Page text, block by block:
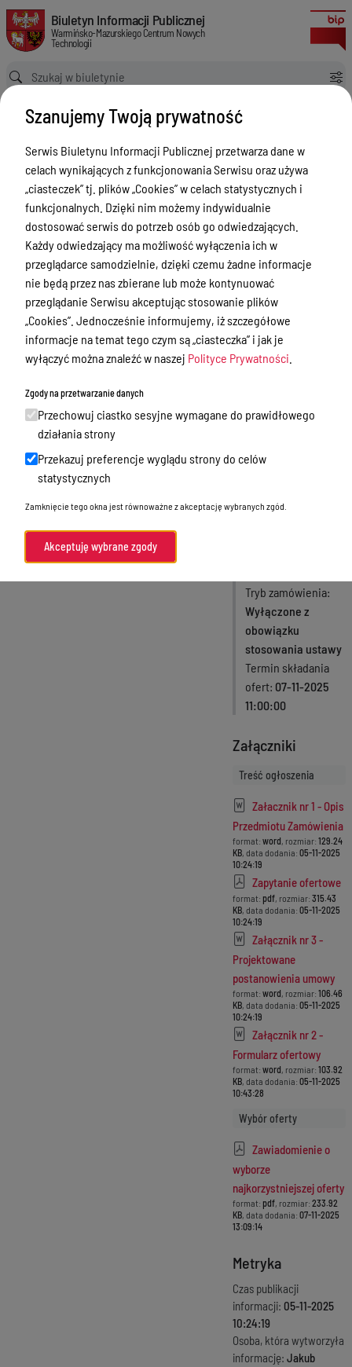
Zapytanie ofertowe na usługę odnowienia wsparcia technicznego oraz
Biuletyn Informacji Publicznej Warmińsko-Mazurskiego Centrum
Biuletyn Informacji Publicznej
Warmińsko-Mazurskiego Centrum Nowych
Technologii
Ścieżka powrotu
Strona główna
Zamówienia publiczne
Zapytanie ofertowe na usługę odnowienia wsparcia technicznego oraz licencji dla FortiWeb VM04 FortiMail VM02
Zamówienia publiczne
Menu Przedmiotowe
Statut
Akty prawne
Regulamin organizacyjny
Finanse i Majątek
Zadania wspólne
Biura
Zamówienia publiczne
Nabór
Skargi i wnioski
Zgłaszanie naruszeń prawa
Menu Podmiotowe
Wersja obowiązująca
z dnia07-11-2025
13:09:14
Drukuj
Zapytanie
ofertowe na
usługę
odnowienia
wsparcia
dla FortiWeb
VM04 FortiMail
Status
Tryb zamówienia
Wyłączone z
obowiązku
stosowania ustawy
Termin składania
ofert 07-11-2025
11:00:00
Załączniki
Treść ogłoszenia
Załacznik nr 1 - Opis
Przedmiotu Zamówienia
format: word, rozmiar: 129.24
KB, data dodania: 05-11-2025
10:24:19
Zapytanie ofertowe
format: pdf, rozmiar: 315.43
KB, data dodania: 05-11-2025
10:24:19
Załącznik nr 3 -
Projektowane
postanowienia umowy
format: word, rozmiar: 106.46
KB, data dodania: 05-11-2025
10:24:19
Załącznik nr 2 -
Formularz ofertowy
format: word, rozmiar: 103.92
KB, data dodania: 05-11-2025
10:43:28
Wybór oferty
Zawiadomienie o
wyborze
najkorzystniejszej oferty
format: pdf, rozmiar: 233.92
KB, data dodania: 07-11-2025
13:09:14
Metryka
Czas publikacji
informacji: 05-11-2025
10:24:19
Osoba, która wytworzyła
informację: Jakub
Szanujemy Twoją prywatność
Serwis Biuletynu Informacji Publicznej przetwarza dane w
celach wynikających z funkcjonowania Serwisu oraz używa
„ciasteczek” tj. plików „Cookies” w celach statystycznych i
funkcjonalnych. Dzięki nim możemy indywidualnie
dostosować serwis do potrzeb osób go odwiedzających.
Każdy odwiedzający ma możliwość wyłączenia ich w
przeglądarce samodzielnie, dzięki czemu żadne informacje
nie będą przez nas zbierane lub może kontynuować
przeglądanie Serwisu akceptując stosowanie plików
„Cookies”. Jednocześnie informujemy, iż szczegółowe
informacje na temat tego czym są „ciasteczka” i jak je
wyłączyć można znaleźć w naszej Polityce Prywatności
Zgody na przetwarzanie danych
Przechowuj ciastko sesyjne wymagane do prawidłowego
działania strony
Przekazuj preferencje wyglądu strony do celów
statystycznych
Zamknięcie tego okna jest równoważne z akceptację wybranych zgód.
Akceptuję wybrane zgody